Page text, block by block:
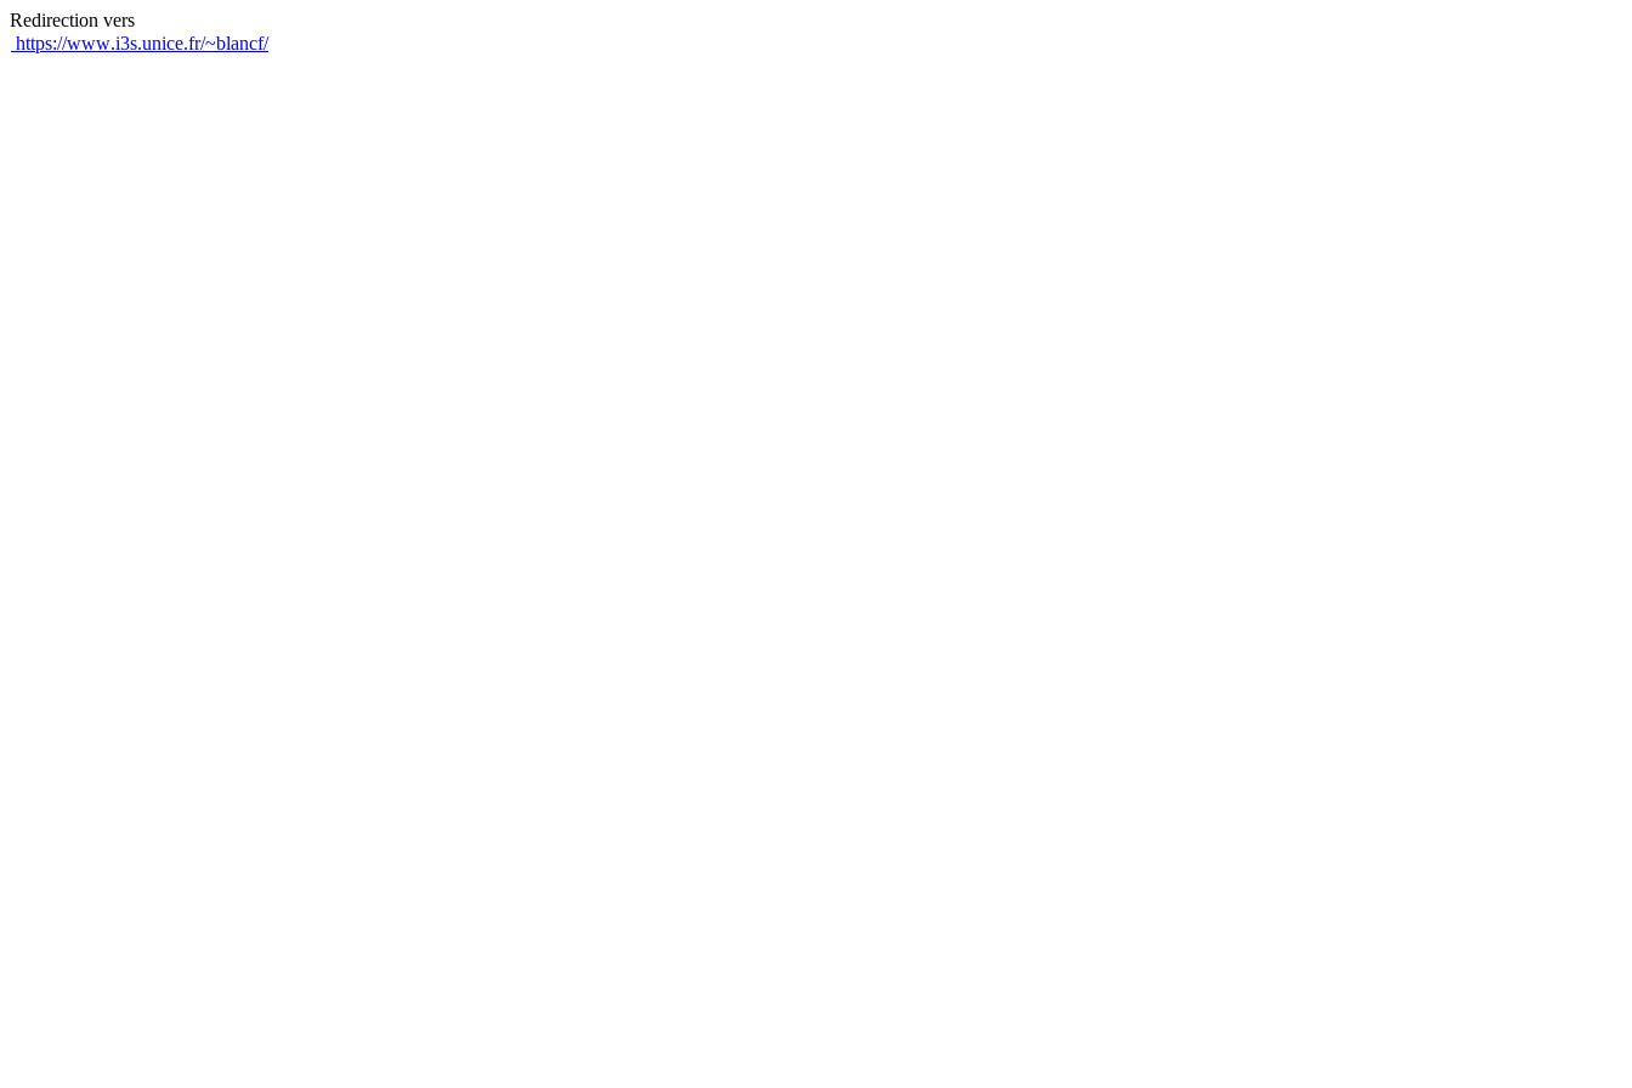
Redirection vers
https://www.i3s.unice.fr/~blancf/